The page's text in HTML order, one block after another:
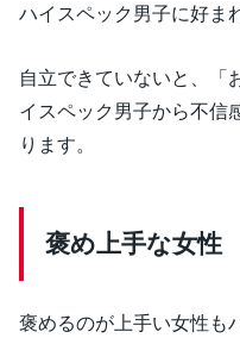
ハイスペック男子に好ま
自立できていないと、「
イスペック男子から不信
ります。
褒め上手な女性
褒めるのが上手い女性も